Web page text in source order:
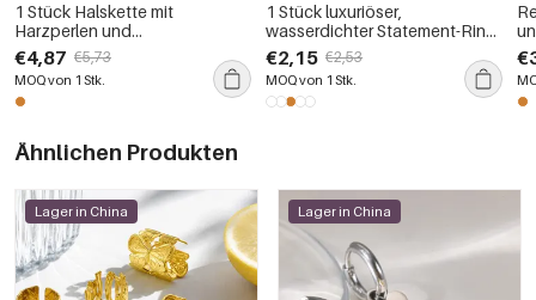
1 Stück Halskette mit
Harzperlen und
Natursteinperlen
€4,87 €5,73
MOQ von 1 Stk.
1 Stück luxuriöser,
wasserdichter Statement-Ring
aus Edelstahl
€2,15 €2,53
MOQ von 1 Stk.
Ähnlichen Produkten
Lager in China Lager in China